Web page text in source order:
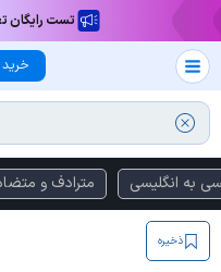
تست رایگان
به انگلیسی مترادف و
ذخیره